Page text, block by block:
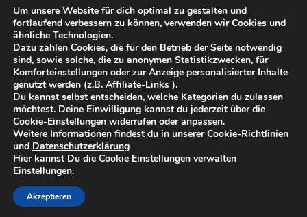
Anzeige aufgeben
Kategorien
Inseln
ImpressumDatenschutzAGB Sicher inserierenModerationsrichtlinien
Um unsere Website für dich optimal zu gestalten und
fortlaufend verbessern zu können, verwenden wir Cookies und
ähnliche Technologien.
Dazu zählen Cookies, die für den Betrieb der Seite notwendig
sind, sowie solche, die zu anonymen Statistikzwecken, für
Komforteinstellungen oder zur Anzeige personalisierter Inhalte
genutzt werden (z.B. Affiliate-Links ).
Du kannst selbst entscheiden, welche Kategorien du zulassen
möchtest. Deine Einwilligung kannst du jederzeit über die
Cookie-Einstellungen widerrufen oder anpassen.
Weitere Informationen findest du in unsererCookie-Richtlinien
und Datenschutzerklärung
Hier kannst Du die Cookie Einstellungen verwalten
Einstellungen.
Akzeptieren